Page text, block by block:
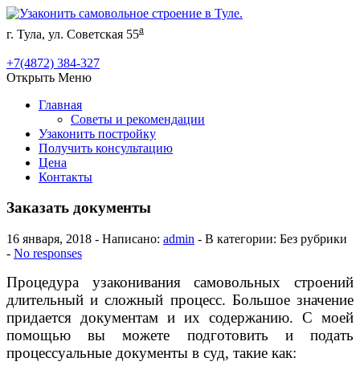
г. Тула, ул. Советская 55а
+7(4872) 384-327
Открыть Меню
Главная
Советы и рекомендации
Узаконить постройку
Получить консультацию
Цена
Контакты
Заказать документы
16 января, 2018 - Написано: admin - В категории: Без рубрики
- No responses
Процедура узаконивания самовольных строений
длительный и сложный процесс. Большое значение
придается документам и их содержанию. С моей
помощью вы можете подготовить и подать
процессуальные документы в суд, такие как: